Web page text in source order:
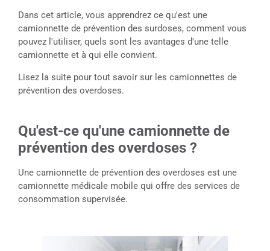
Dans cet article, vous apprendrez ce qu'est une
camionnette de prévention des surdoses, comment vous
pouvez l'utiliser, quels sont les avantages d'une telle
camionnette et à qui elle convient.
Lisez la suite pour tout savoir sur les camionnettes de
prévention des overdoses.
Qu'est-ce qu'une camionnette de
prévention des overdoses ?
Une camionnette de prévention des overdoses est une
camionnette médicale mobile qui offre des services de
consommation supervisée.